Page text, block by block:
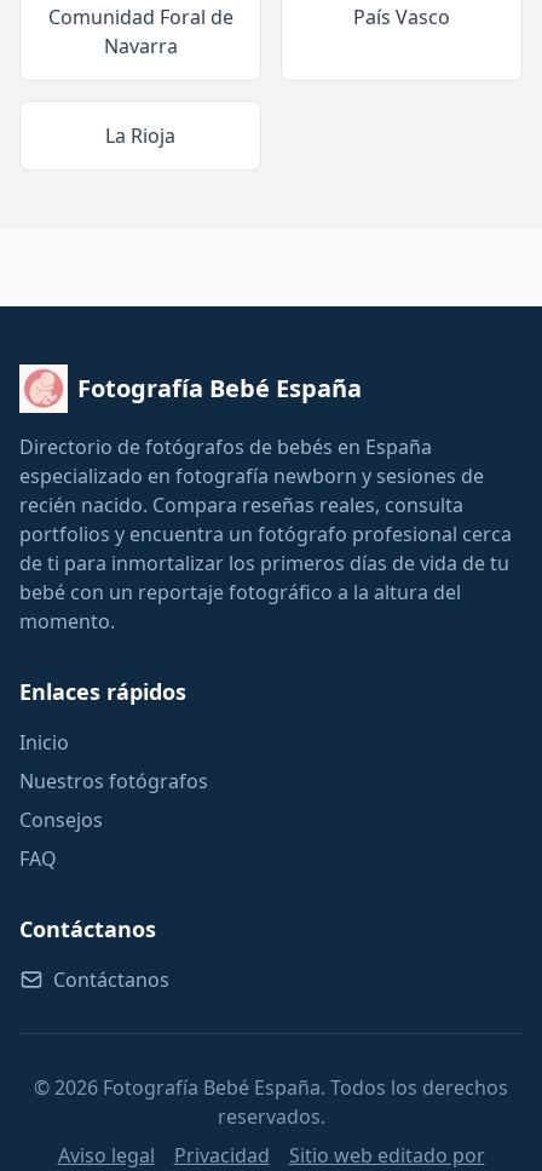
Comunidad Foral de
Navarra
País Vasco
La Rioja
Fotografía Bebé España
Directorio de fotógrafos de bebés en España
especializado en fotografía newborn y sesiones de
recién nacido. Compara reseñas reales, consulta
portfolios y encuentra un fotógrafo profesional cerca
de ti para inmortalizar los primeros días de vida de tu
bebé con un reportaje fotográfico a la altura del
momento.
Enlaces rápidos
Inicio
Nuestros fotógrafos
Consejos
FAQ
Contáctanos
Contáctanos
© 2026 Fotografía Bebé España. Todos los derechos
reservados.
Aviso legal
Privacidad Sitio web editado por